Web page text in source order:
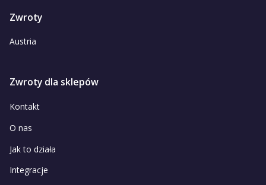
Zwroty
Austria
Zwroty dla sklepów
Kontakt
O nas
Jak to działa
Integracje